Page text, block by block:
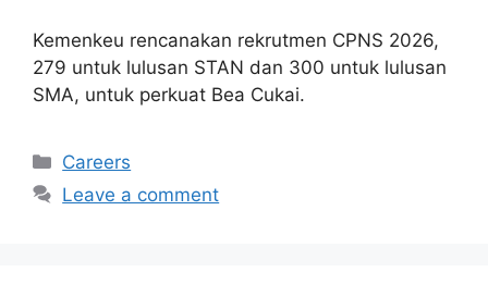
Kemenkeu rencanakan rekrutmen CPNS 2026,
279 untuk lulusan STAN dan 300 untuk lulusan
SMA, untuk perkuat Bea Cukai.
Categories
Careers
Leave a comment